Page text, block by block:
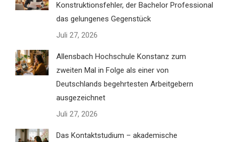
Konstruktionsfehler, der Bachelor Professional
das gelungenes Gegenstück
Juli 27, 2026
Allensbach Hochschule Konstanz zum
zweiten Mal in Folge als einer von
Deutschlands begehrtesten Arbeitgebern
ausgezeichnet
Juli 27, 2026
Das Kontaktstudium – akademische